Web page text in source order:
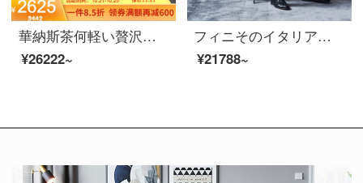
華納斯茶何軽い贅沢な円形の大理石の茶のいくつかの大きさの組み合わせの小さい部屋型の客間のガラスのお茶何家がお茶を収めますか？
¥26222~
フィニそのイタリア式の極簡単ソファー椅子insネットの赤い家具北欧客間の布のレジャー椅子のベランダの金属のシングルの位の実木内の棚+海綿は660×800×870 mmに手を当てます。
¥21788~